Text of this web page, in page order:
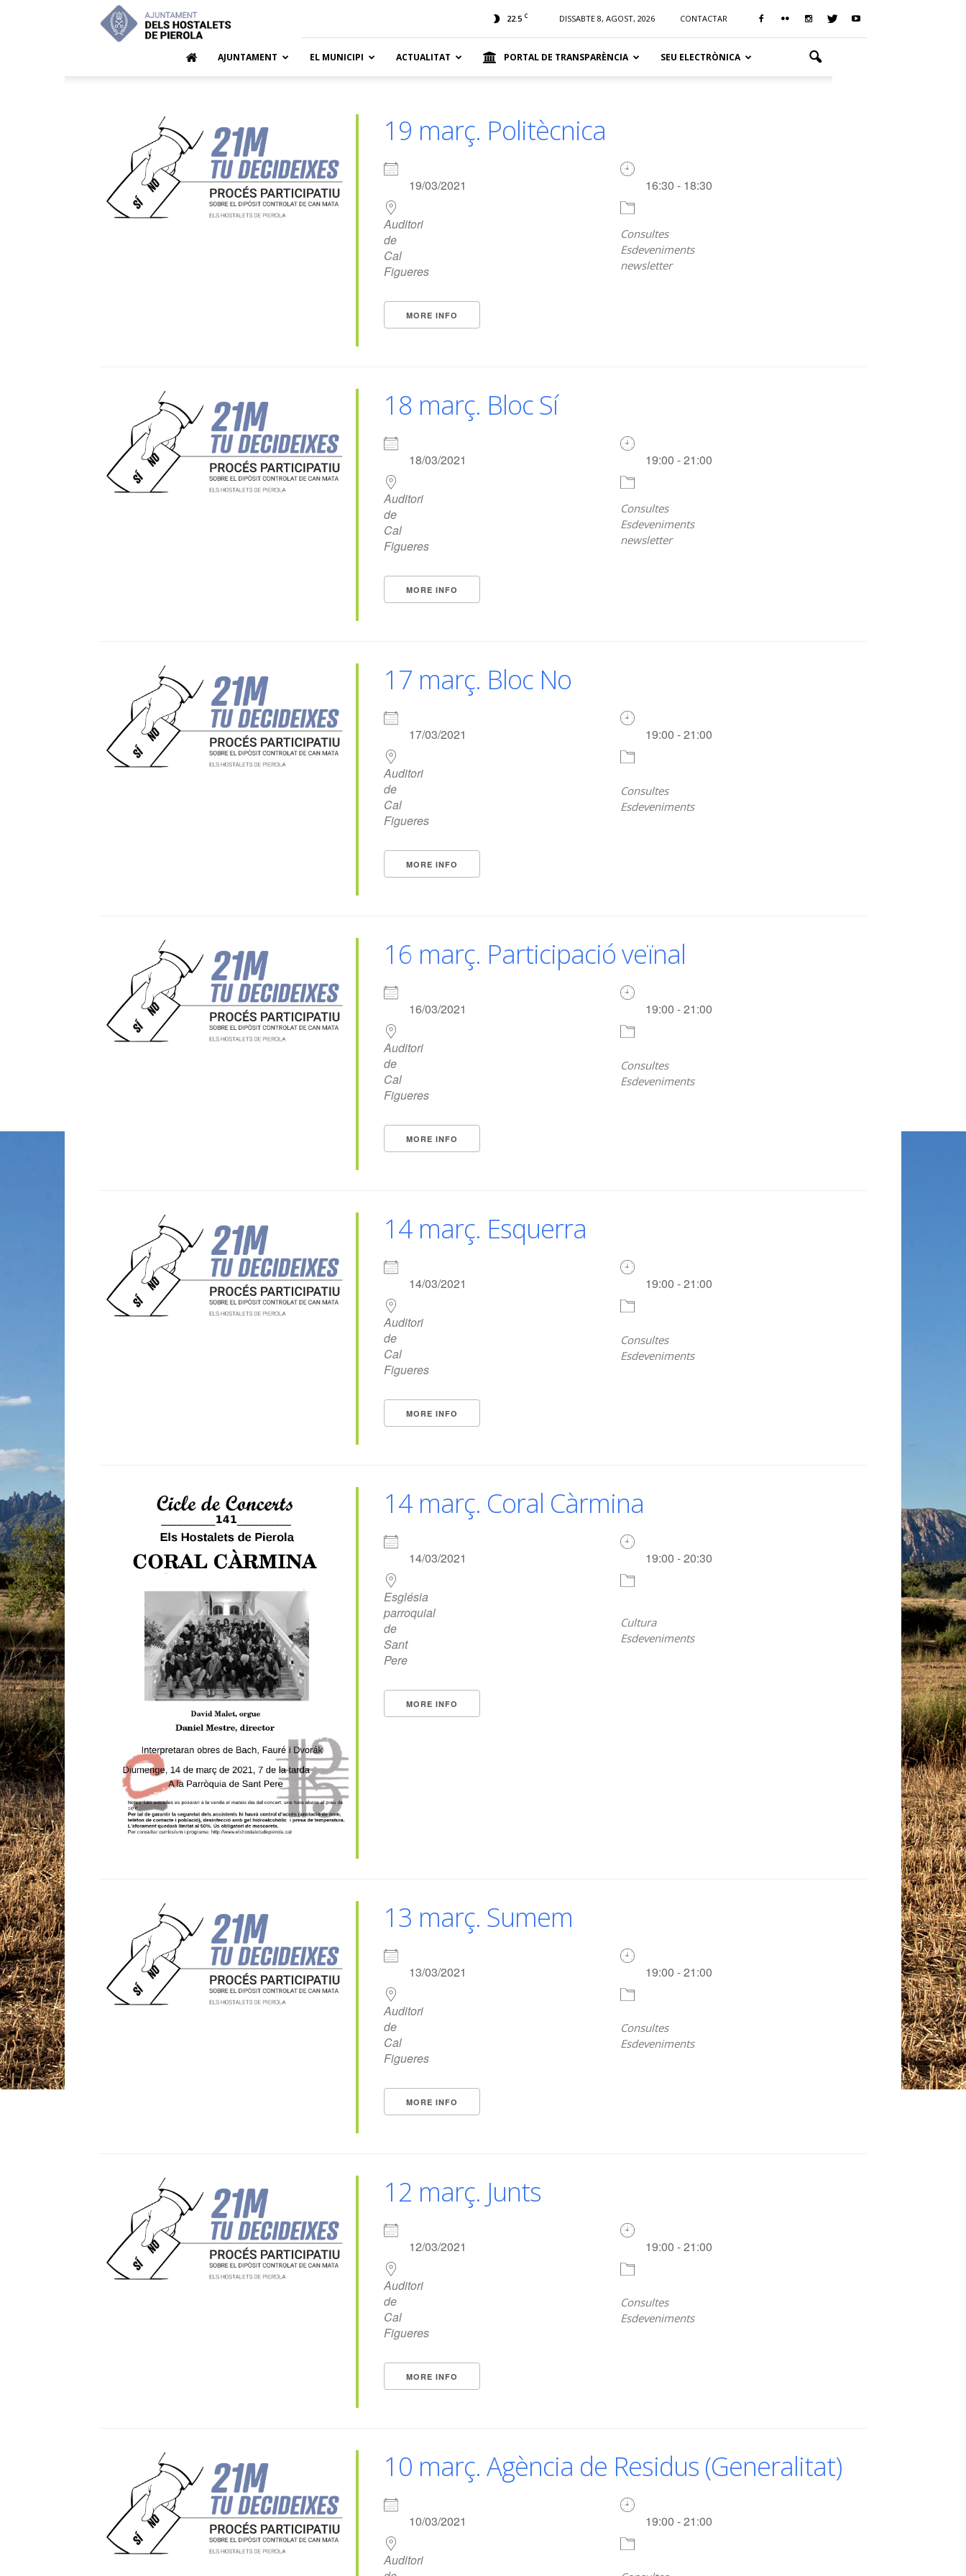
Hostalets
de
22.5 C DISSABTE 8, AGOST, 2026 CONTACTAR
AJUNTAMENT EL MUNICIPI ACTUALITAT PORTAL DE TRANSPARÈNCIA SEU ELECTRÒNICA
19 març. Politècnica
19/03/2021 16:30 - 18:30
Auditori
de
Cal
Figueres
Consultes
Esdeveniments
newsletter
MORE INFO
18 març. Bloc Sí
18/03/2021 19:00 - 21:00
Auditori
de
Cal
Figueres
Consultes
Esdeveniments
newsletter
MORE INFO
17 març. Bloc No
17/03/2021 19:00 - 21:00
Auditori
de
Cal
Figueres
Consultes
Esdeveniments
MORE INFO
16 març. Participació veïnal
16/03/2021 19:00 - 21:00
Auditori
de
Cal
Figueres
Consultes
Esdeveniments
MORE INFO
14 març. Esquerra
14/03/2021 19:00 - 21:00
Auditori
de
Cal
Figueres
Consultes
Esdeveniments
MORE INFO
14 març. Coral Càrmina
14/03/2021 19:00 - 20:30
Església
parroquial
de
Sant
Pere
Cultura
Esdeveniments
MORE INFO
13 març. Sumem
13/03/2021 19:00 - 21:00
Auditori
de
Cal
Figueres
Consultes
Esdeveniments
MORE INFO
12 març. Junts
12/03/2021 19:00 - 21:00
Auditori
de
Cal
Figueres
Consultes
Esdeveniments
MORE INFO
10 març. Agència de Residus (Generalitat)
10/03/2021 19:00 - 21:00
Auditori